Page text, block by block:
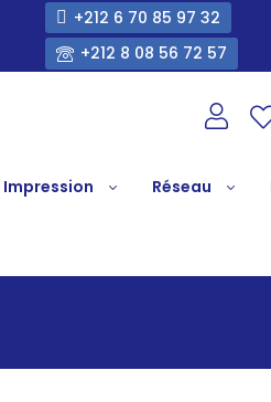
+212 6 70 85 97 32
+212 8 08 56 72 57
Impression Réseau